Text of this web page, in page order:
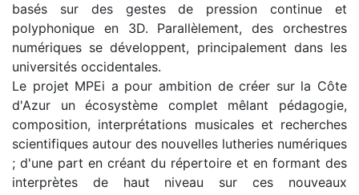
basés sur des gestes de pression continue et
polyphonique en 3D. Parallèlement, des orchestres
numériques se développent, principalement dans les
universités occidentales.
Le projet MPEi a pour ambition de créer sur la Côte
d'Azur un écosystème complet mêlant pédagogie,
composition, interprétations musicales et recherches
scientifiques autour des nouvelles lutheries numériques
; d'une part en créant du répertoire et en formant des
interprètes de haut niveau sur ces nouveaux